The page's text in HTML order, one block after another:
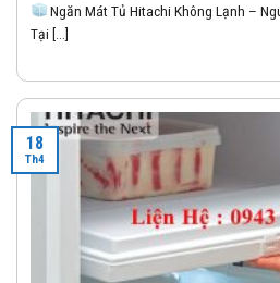
Ngăn Mát Tủ Hitachi Không Lạnh –
Tại [...]
18
Th4